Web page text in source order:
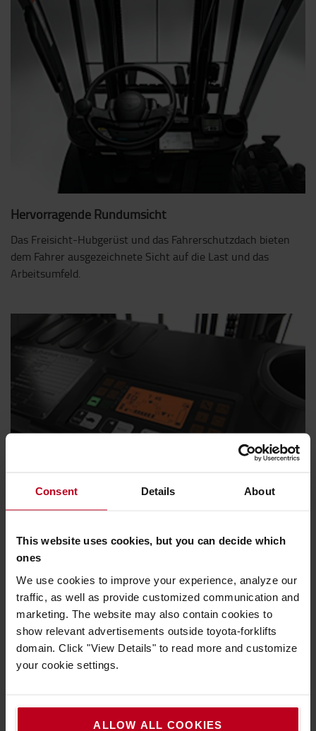
Consent Details About
This website uses cookies, but you can decide which
ones
We use cookies to improve your experience, analyze our
traffic, as well as provide customized communication and
marketing. The website may also contain cookies to
show relevant advertisements outside toyota-forklifts
domain. Click "View Details" to read more and customize
your cookie settings.
ALLOW ALL COOKIES
Hervorragende Rundumsicht
Das Freisicht-Hubgerüst und das Fahrerschutzdach bieten
dem Fahrer ausgezeichnete Sicht auf die Last und das
Arbeitsumfeld.
All-in-One-Display
Das Dashboard-Display ist einfach und intuitiv. Alle
Bedienelemente sind an einem Ort in einem einzigen
Display integriert, um die Produktivität und den Komfort
der Bediener zu verbessern. Neue Funktionen umfassen:
Anzeigen für Hydrauliköl, Radposition, Mastneigung,
Dieselpartikelfilter (DPF), Fahrtrichtung, Zeit- und